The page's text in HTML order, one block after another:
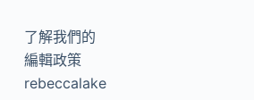
了解我們的
編輯政策
rebeccalake